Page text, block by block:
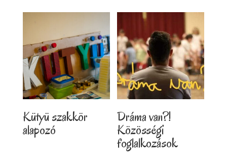
Kütyü szakkör
alapozó
Dráma van?!
Közösségi
foglalkozások